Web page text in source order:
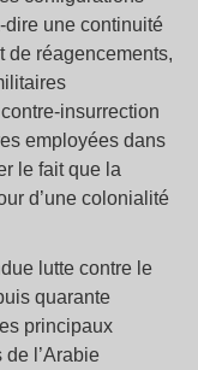
dire une continuité
de réagencements,
insurrection
employées dans
le fait que la
d’une colonialité
lutte contre le
quarante
principaux
l’Arabie